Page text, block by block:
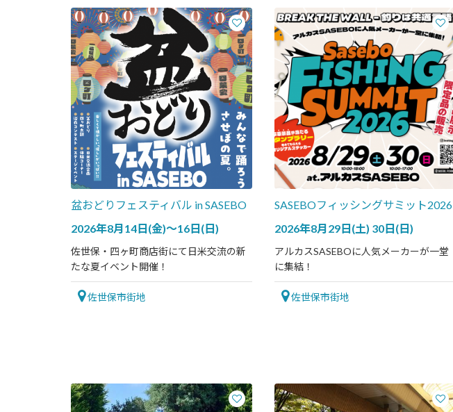
盆おどりフェスティバル in SASEBO
2026年8月14日(金)～16日(日)
佐世保・四ヶ町商店街にて日米交流の新
たな夏イベント開催！
佐世保市街地
SASEBOフィッシングサミット2026
2026年8月29日(土) 30日(日)
アルカスSASEBOに人気メーカーが一堂
に集結！
佐世保市街地